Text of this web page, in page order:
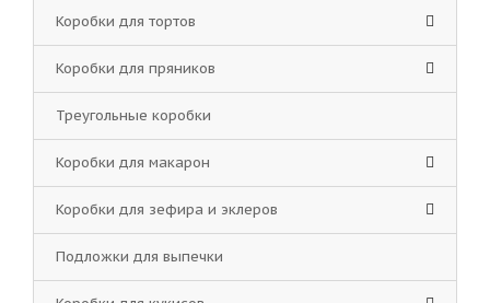
Коробки для тортов
Коробки для пряников
Треугольные коробки
Коробки для макарон
Коробки для зефира и эклеров
Подложки для выпечки